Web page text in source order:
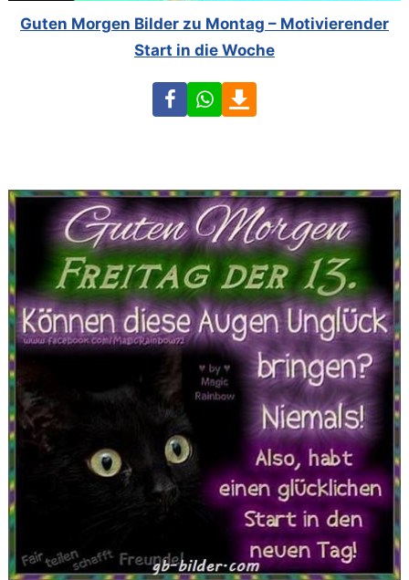
Guten Morgen Bilder zu Montag – Motivierender
Start in die Woche
FacebookWhatsApp